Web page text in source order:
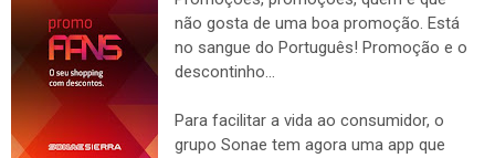
não gosta de uma boa promoção. Está
no sangue do Português! Promoção e o
descontinho...
Para facilitar a vida ao consumidor, o
grupo Sonae tem agora uma app que